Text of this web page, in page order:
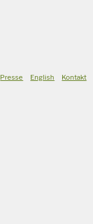
Presse English Kontakt